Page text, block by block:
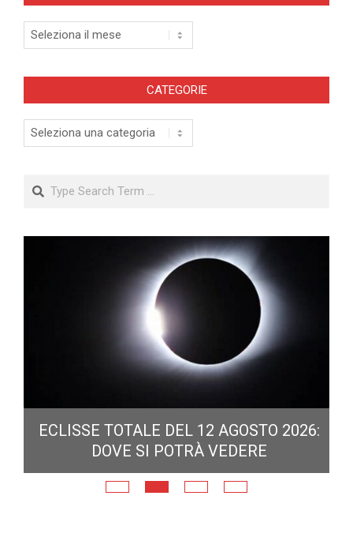
Archivi
CATEGORIE
Categorie
ECLISSE TOTALE DEL 12 AGOSTO 2026:
DOVE SI POTRÀ VEDERE